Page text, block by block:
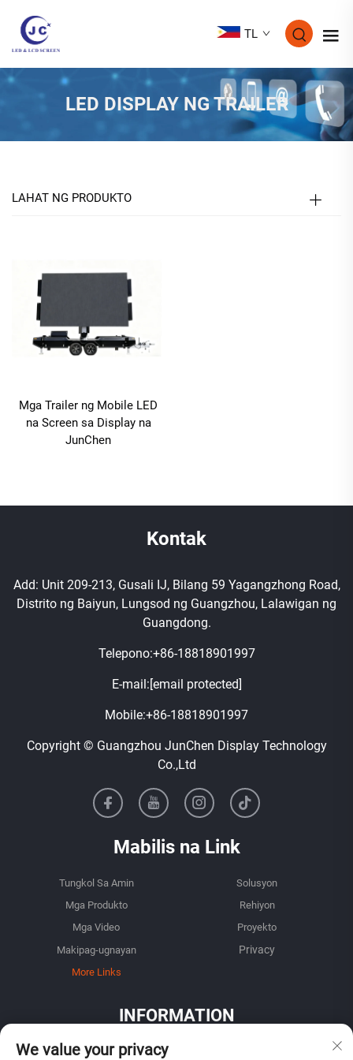
TL
LED DISPLAY NG TRAILER
LAHAT NG PRODUKTO
Mga Trailer ng Mobile LED
na Screen sa Display na
JunChen
Kontak
Add: Unit 209-213, Gusali IJ, Bilang 59 Yagangzhong Road,
Distrito ng Baiyun, Lungsod ng Guangzhou, Lalawigan ng
Guangdong.
Telepono:+86-18818901997
E-mail: [email protected]
Mobile:+86-18818901997
Copyright © Guangzhou JunChen Display Technology
Co.,Ltd
Mabilis na Link
Tungkol Sa Amin
Solusyon
Mga Produkto
Rehiyon
Mga Video
Proyekto
Makipag-ugnayan
More Links
INFORMATION
Mag-sign up upang makatanggap ng aming lingguhang
We value your privacy